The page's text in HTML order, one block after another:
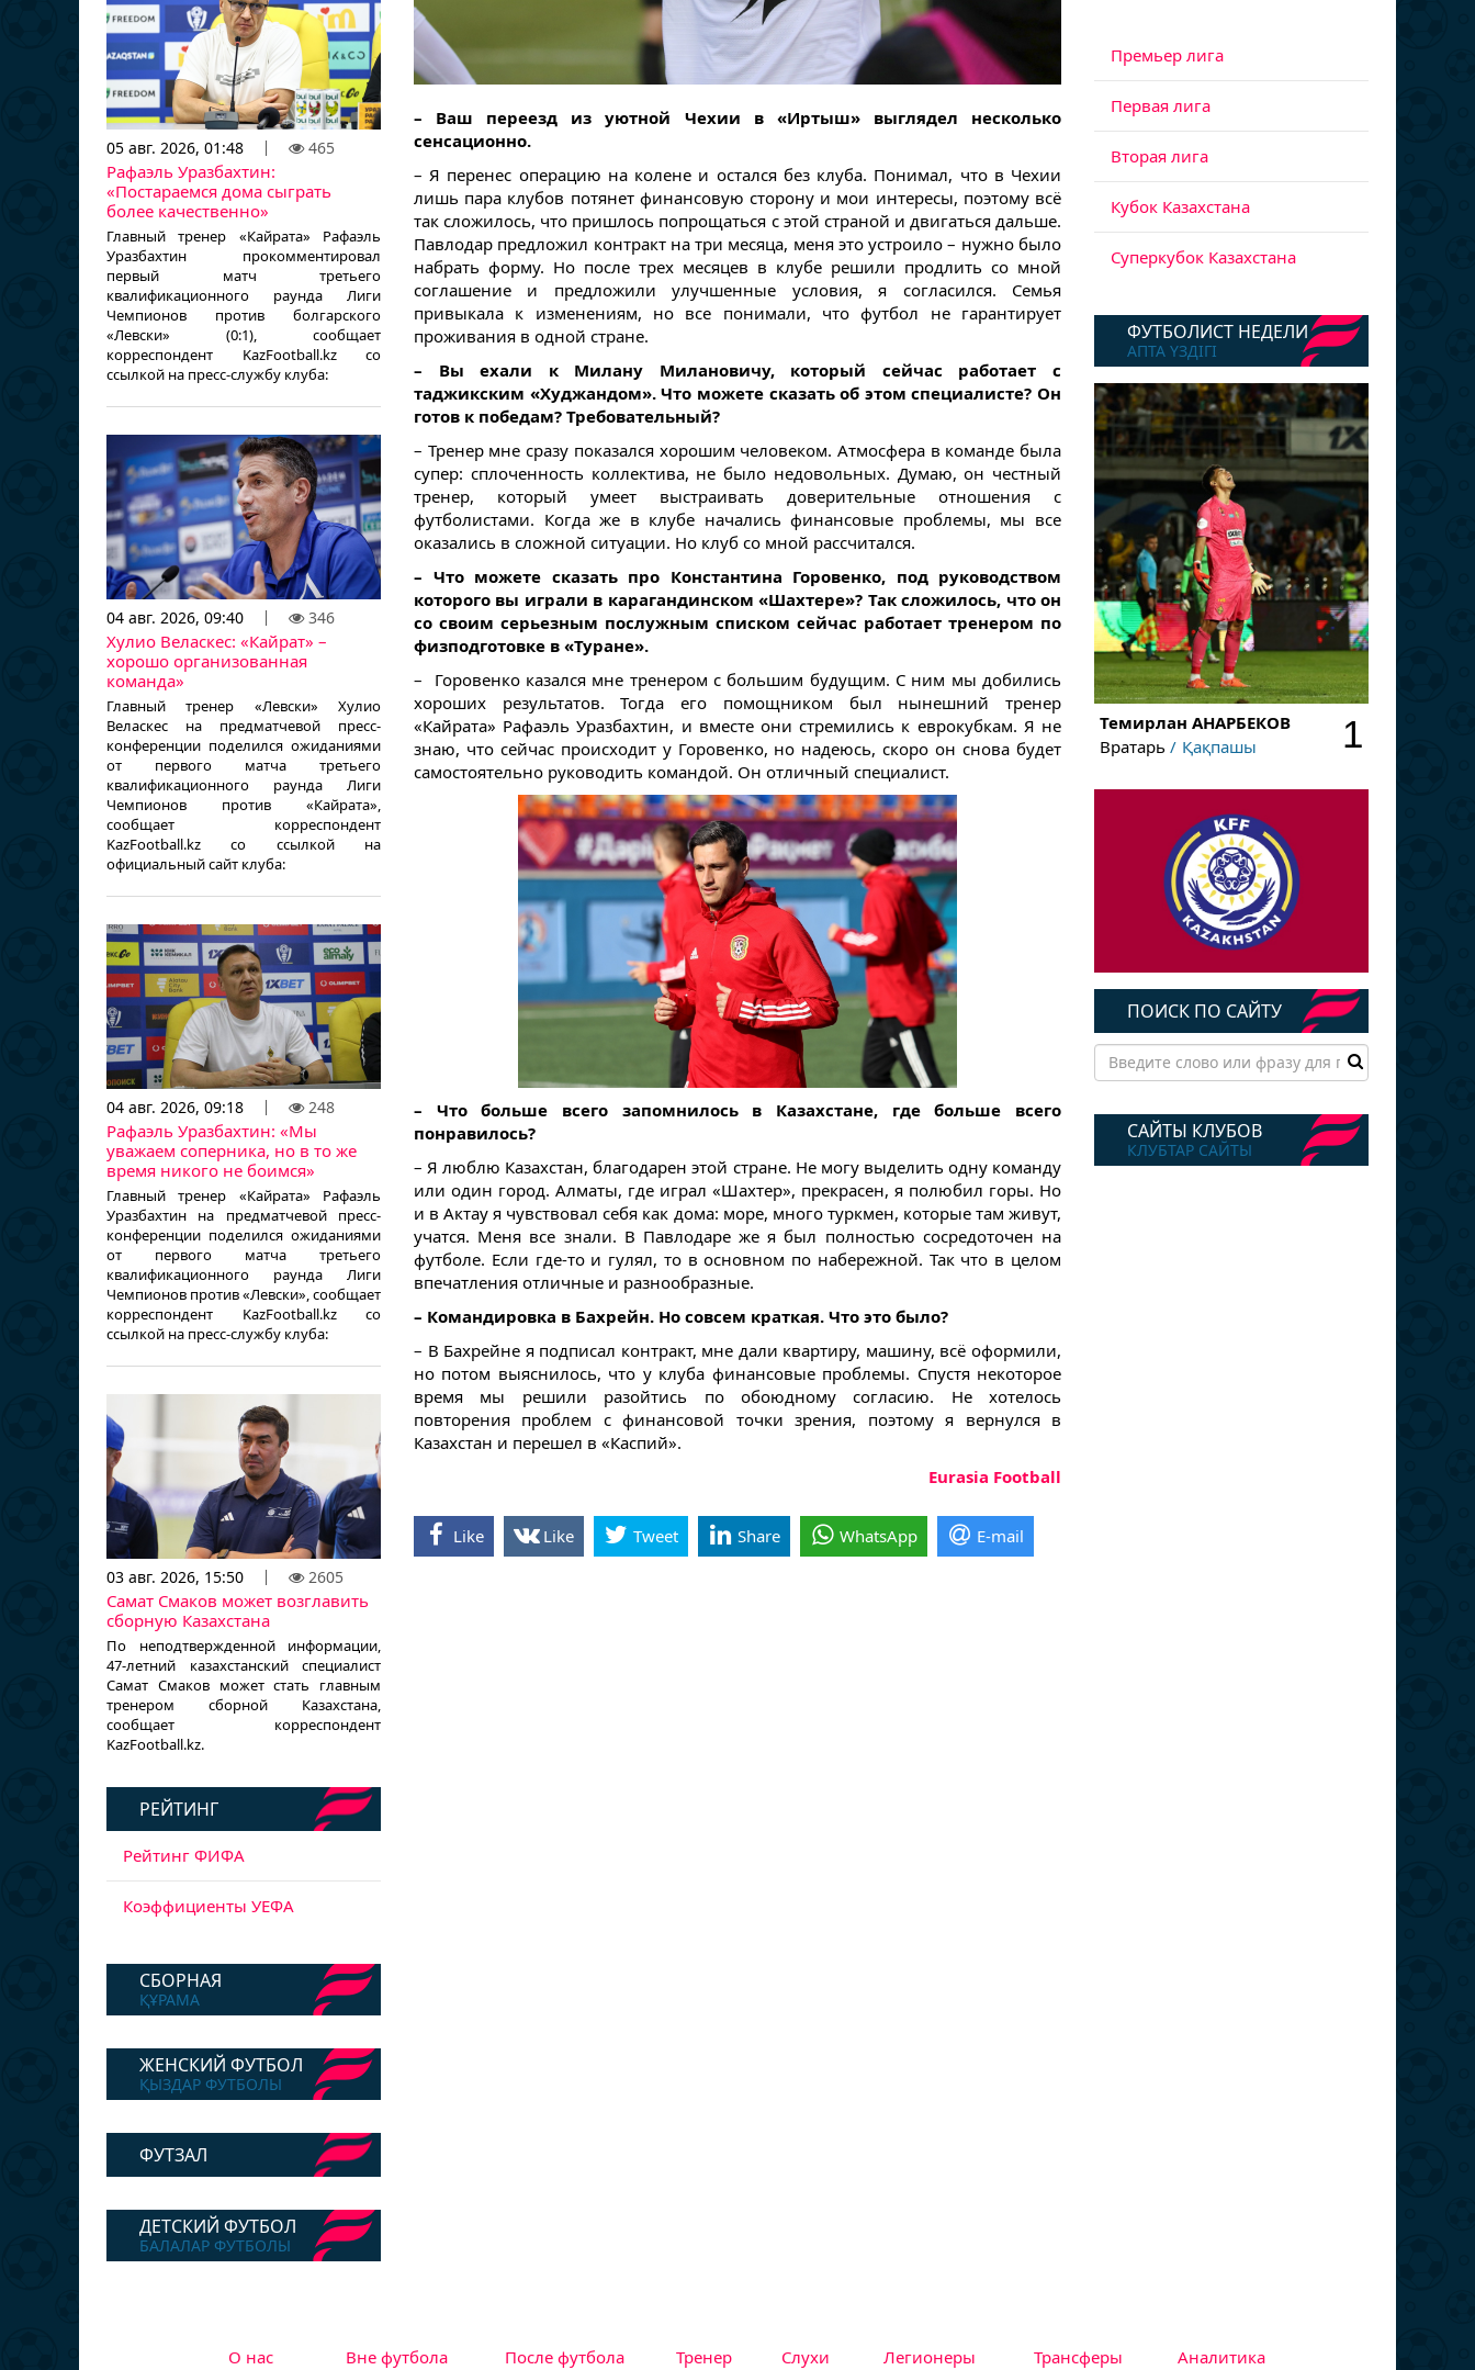
05 авг. 2026, 01:48 465
Рафаэль Уразбахтин:
«Постараемся дома сыграть
более качественно»
Главный тренер «Кайрата» Рафаэль
Уразбахтин прокомментировал
первый матч третьего
квалификационного раунда Лиги
Чемпионов против болгарского
«Левски» (0:1), сообщает
корреспондент KazFootball.kz со
ссылкой на пресс-службу клуба:
04 авг. 2026, 09:40 346
Хулио Веласкес: «Кайрат» –
хорошо организованная
команда»
Главный тренер «Левски» Хулио
Веласкес на предматчевой пресс-
конференции поделился ожиданиями
от первого матча третьего
квалификационного раунда Лиги
Чемпионов против «Кайрата»,
сообщает корреспондент
KazFootball.kz со ссылкой на
официальный сайт клуба:
04 авг. 2026, 09:18 248
Рафаэль Уразбахтин: «Мы
уважаем соперника, но в то же
время никого не боимся»
Главный тренер «Кайрата» Рафаэль
Уразбахтин на предматчевой пресс-
конференции поделился ожиданиями
от первого матча третьего
квалификационного раунда Лиги
Чемпионов против «Левски», сообщает
корреспондент KazFootball.kz со
ссылкой на пресс-службу клуба:
03 авг. 2026, 15:50 2605
Самат Смаков может возглавить
сборную Казахстана
По неподтвержденной информации,
47-летний казахстанский специалист
Самат Смаков может стать главным
тренером сборной Казахстана,
сообщает корреспондент
KazFootball.kz.
РЕЙТИНГ
Рейтинг ФИФА
Коэффициенты УЕФА
СБОРНАЯ
ҚҰРАМА
ЖЕНСКИЙ ФУТБОЛ
ҚЫЗДАР ФУТБОЛЫ
ФУТЗАЛ
ДЕТСКИЙ ФУТБОЛ
БАЛАЛАР ФУТБОЛЫ
– Ваш переезд из уютной Чехии в «Иртыш» выглядел несколько
сенсационно.
– Я перенес операцию на колене и остался без клуба. Понимал, что в Чехии
лишь пара клубов потянет финансовую сторону и мои интересы, поэтому всё
так сложилось, что пришлось попрощаться с этой страной и двигаться дальше.
Павлодар предложил контракт на три месяца, меня это устроило – нужно было
набрать форму. Но после трех месяцев в клубе решили продлить со мной
соглашение и предложили улучшенные условия, я согласился. Семья
привыкала к изменениям, но все понимали, что футбол не гарантирует
проживания в одной стране.
– Вы ехали к Милану Милановичу, который сейчас работает с
таджикским «Худжандом». Что можете сказать об этом специалисте? Он
готов к победам? Требовательный?
– Тренер мне сразу показался хорошим человеком. Атмосфера в команде была
супер: сплоченность коллектива, не было недовольных. Думаю, он честный
тренер, который умеет выстраивать доверительные отношения с
футболистами. Когда же в клубе начались финансовые проблемы, мы все
оказались в сложной ситуации. Но клуб со мной рассчитался.
– Что можете сказать про Константина Горовенко, под руководством
которого вы играли в карагандинском «Шахтере»? Так сложилось, что он
со своим серьезным послужным списком сейчас работает тренером по
физподготовке в «Туране».
– Горовенко казался мне тренером с большим будущим. С ним мы добились
хороших результатов. Тогда его помощником был нынешний тренер
«Кайрата» Рафаэль Уразбахтин, и вместе они стремились к еврокубкам. Я не
знаю, что сейчас происходит у Горовенко, но надеюсь, скоро он снова будет
самостоятельно руководить командой. Он отличный специалист.
– Что больше всего запомнилось в Казахстане, где больше всего
понравилось?
– Я люблю Казахстан, благодарен этой стране. Не могу выделить одну команду
или один город. Алматы, где играл «Шахтер», прекрасен, я полюбил горы. Но
и в Актау я чувствовал себя как дома: море, много туркмен, которые там живут,
учатся. Меня все знали. В Павлодаре же я был полностью сосредоточен на
футболе. Если где-то и гулял, то в основном по набережной. Так что в целом
впечатления отличные и разнообразные.
– Командировка в Бахрейн. Но совсем краткая. Что это было?
– В Бахрейне я подписал контракт, мне дали квартиру, машину, всё оформили,
но потом выяснилось, что у клуба финансовые проблемы. Спустя некоторое
время мы решили разойтись по обоюдному согласию. Не хотелось
повторения проблем с финансовой точки зрения, поэтому я вернулся в
Казахстан и перешел в «Каспий».
Eurasia Football
Like Like Tweet Share WhatsApp E-mail
Премьер лига
Первая лига
Вторая лига
Кубок Казахстана
Суперкубок Казахстана
ФУТБОЛИСТ НЕДЕЛИ
АПТА ҮЗДІГІ
Темирлан АНАРБЕКОВ
Вратарь
Қақпашы 1
ПОИСК ПО САЙТУ
САЙТЫ КЛУБОВ
КЛУБТАР САЙТЫ
О нас Вне футбола После футбола Тренер Слухи Легионеры Трансферы Аналитика